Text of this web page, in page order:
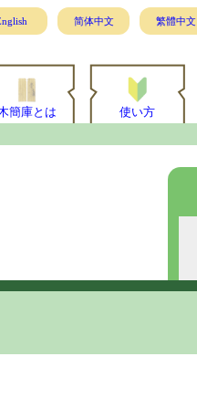
简体中文 繁體中文
簡庫とは 使い方